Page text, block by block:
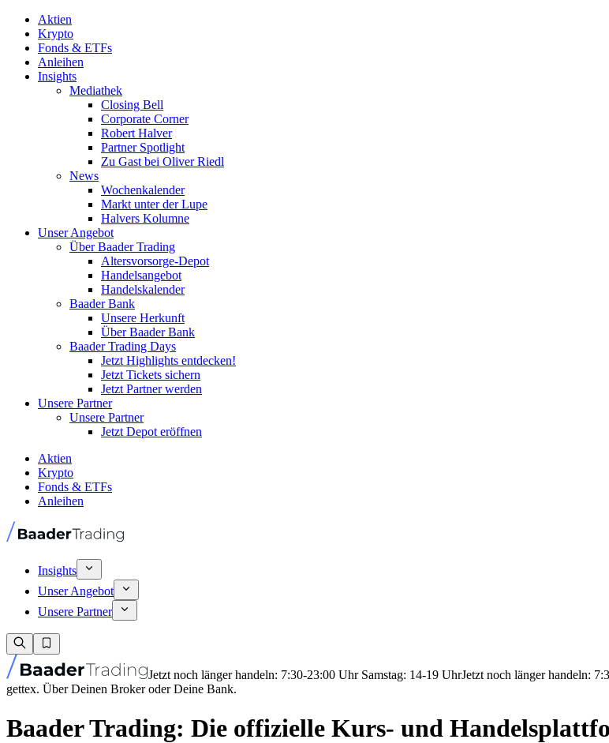
Aktien
Krypto
Fonds & ETFs
Anleihen
Insights
Mediathek
Closing Bell
Corporate Corner
Robert Halver
Partner Spotlight
Zu Gast bei Oliver Riedl
News
Wochenkalender
Markt unter der Lupe
Halvers Kolumne
Unser Angebot
Über Baader Trading
Altersvorsorge-Depot
Handelsangebot
Handelskalender
Baader Bank
Unsere Herkunft
Über Baader Bank
Baader Trading Days
Jetzt Highlights entdecken!
Jetzt Tickets sichern
Jetzt Partner werden
Unsere Partner
Unsere Partner
Jetzt Depot eröffnen
Aktien
Krypto
Fonds & ETFs
Anleihen
Insights
Unser Angebot
Unsere Partner
Jetzt noch länger handeln: 7:30-23:00 Uhr Samstag: 14-19 UhrJetzt noch länger handeln:
gettex. Über Deinen Broker oder Deine Bank.
Baader Trading: Die offizielle Kurs- und